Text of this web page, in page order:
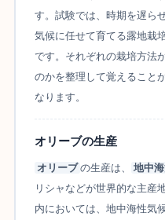
す。試験では、時期を遅ら
気候に任せて育てる露地栽
です。それぞれの栽培方法
のかを整理して覚えること
なります。
オリーブの生産
オリーブ の生産は、 地中
リシャなどが世界的な主産
内においては、地中海性気